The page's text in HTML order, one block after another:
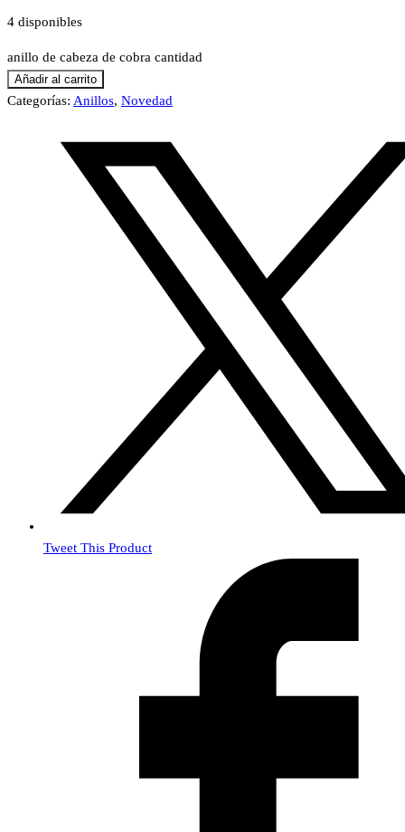
4 disponibles
anillo de cabeza de cobra cantidad
Añadir al carrito
Categorías: Anillos, Novedad
Tweet This Product